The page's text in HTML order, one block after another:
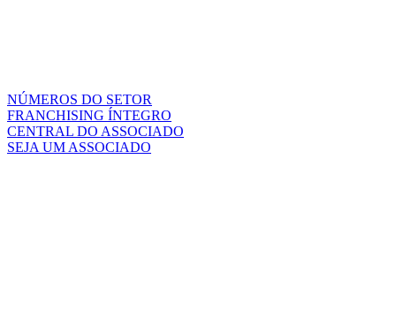
NÚMEROS DO SETOR
FRANCHISING ÍNTEGRO
CENTRAL DO ASSOCIADO
SEJA UM ASSOCIADO